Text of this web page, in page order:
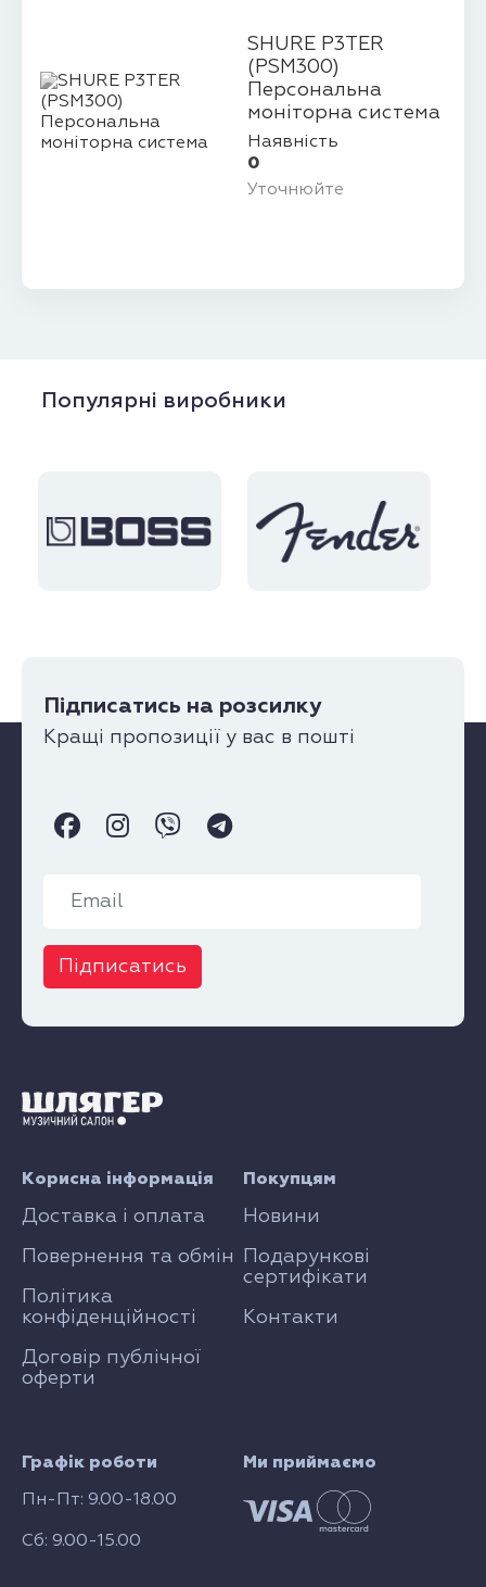
SHURE P3TER
(PSM300)
Персональна
моніторна система
Наявність
0
Уточнюйте
Популярні виробники
Підписатись на розсилку
Кращі пропозиції у вас в пошті
Підписатись
Графік роботи
Пн-Пт: 9.00-18.00
Сб: 9.00-15.00
Покупцям
Новини
Подарункові
сертифікати
Контакти
Корисна інформація
Доставка і оплата
Повернення та обмін
Політика
конфіденційності
Договір публічної
оферти
Ми приймаємо